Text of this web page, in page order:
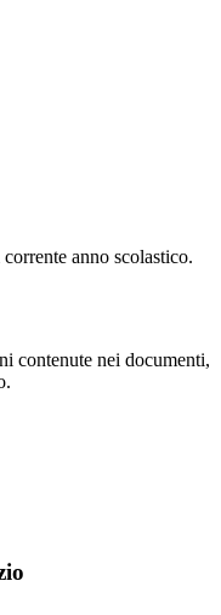
anno scolastico.
contenute nei documenti,